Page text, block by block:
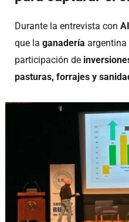
Durante la entrevista con
que la ganadería argentina
participación de
pasturas, forrajes y